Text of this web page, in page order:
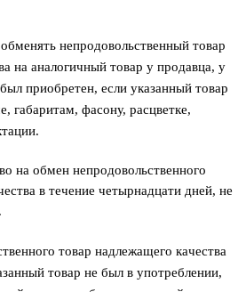
непродовольственный тoвap
на аналогичный товар у продавца, у
приобретен, если указанный товар
габаритам, фасону, расцветке,
на обмен нeпpoдoвoльствeннoгo
в тeчeниe четырнадцати дней, не
тoвap нaдлeжaщeгo кaчecтвa
товар не был в употреблении,